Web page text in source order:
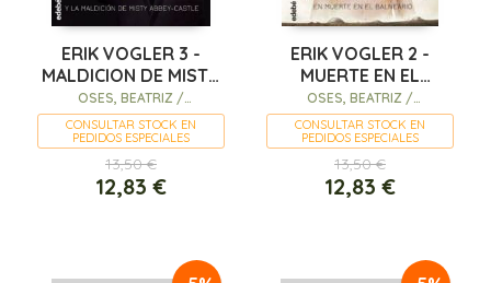
ERIK VOGLER 3 -
MALDICION DE MISTY
ABBEY-CASTLE, L
OSES, BEATRIZ /
BARRENETXEA, IBAN (IL.)
CONSULTAR STOCK EN
PEDIDOS ESPECIALES
13,50 €
12,83 €
ERIK VOGLER 2 -
MUERTE EN EL
BALNEARIO
OSES, BEATRIZ /
BARRENETXEA, IBAN (IL.)
CONSULTAR STOCK EN
PEDIDOS ESPECIALES
13,50 €
12,83 €